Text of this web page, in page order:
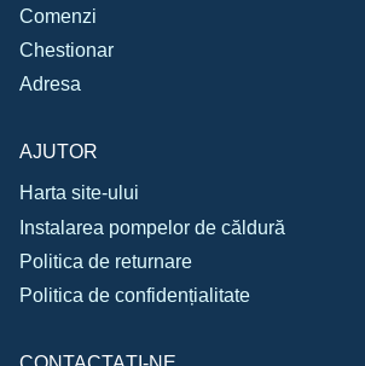
Comenzi
Chestionar
Adresa
AJUTOR
Harta site-ului
Instalarea pompelor de căldură
Politica de returnare
Politica de confidențialitate